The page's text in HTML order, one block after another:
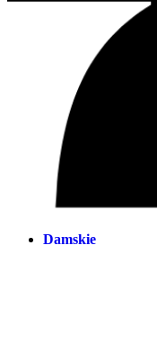
Damskie